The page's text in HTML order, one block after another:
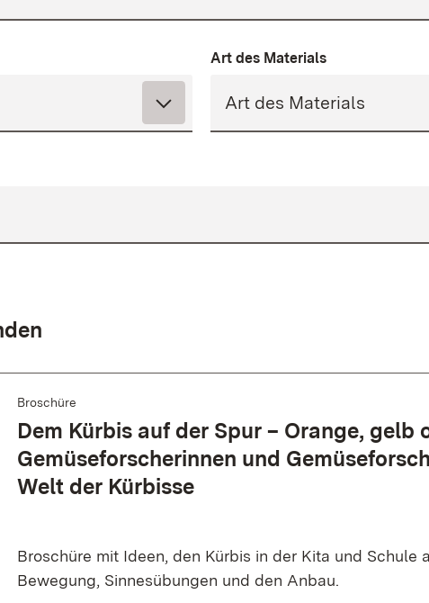
Art des Materials
Broschüre
Dem Kürbis auf der Spur – Orange, gelb
Gemüseforscherinnen und
Welt der Kürbisse
Broschüre mit Ideen, den Kürbis in der Kita und Schule
Bewegung, Sinnesübungen und den Anbau.